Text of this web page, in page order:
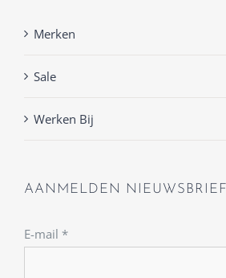
Merken
Sale
Werken Bij
AANMELDEN NIEUWSBRIEF
E-mail *